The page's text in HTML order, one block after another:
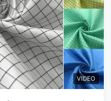
VIDEO